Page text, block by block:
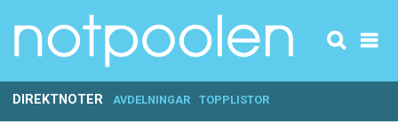
DIREKTNOTER AVDELNINGAR TOPPLISTOR